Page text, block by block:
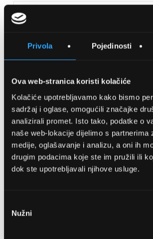
Privola Pojedinosti
Ova web-stranica koristi kolačiće
Kolačiće upotrebljavamo kako bismo
sadržaj i oglase, omogućili značajke
analizirali promet. Isto tako, podatke o
naše web-lokacije dijelimo s partnerima
medije, oglašavanje i analizu, a oni ih
drugim podacima koje ste im pružili ili
dok ste upotrebljavali njihove usluge.
pristanka
Nužni
SPREMITE NA LISTU
Detalji
OPTIKA NJEGO,